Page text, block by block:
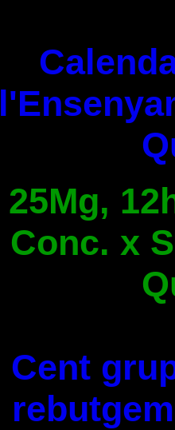
25Mg,
Conc. x
Cent